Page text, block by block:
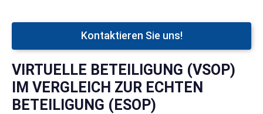
Kontaktieren Sie uns!
VIRTUELLE BETEILIGUNG (VSOP)
IM VERGLEICH ZUR ECHTEN
BETEILIGUNG (ESOP)